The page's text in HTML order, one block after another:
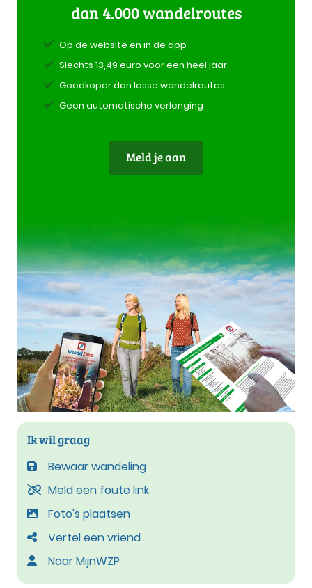
dan 4.000 wandelroutes
Op de website en in de app
Slechts 13,49 euro voor een heel jaar.
Goedkoper dan losse wandelroutes
Geen automatische verlenging
Meld je aan
Ik wil graag
Bewaar wandeling
Meld een foute link
Foto's plaatsen
Vertel een vriend
Naar MijnWZP